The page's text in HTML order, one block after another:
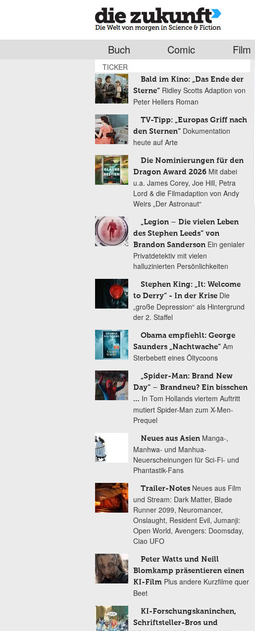
Buch Comic Film
TICKER
Bald im Kino: „Das Ende der
Sterne“ Ridley Scotts Adaption von
Peter Hellers Roman
TV-Tipp: „Europas Griff nach
den Sternen“ Dokumentation
heute auf Arte
Die Nominierungen für den
Dragon Award 2026 Mit dabei
u.a. James Corey, Joe Hill, Petra
Lord & die Filmadaption von Andy
Weirs „Der Astronaut“
„Legion – Die vielen Leben
des Stephen Leeds“ von
Brandon Sanderson Ein genialer
Privatdetektiv mit vielen
halluzinierten Persönlichkeiten
Stephen King: „It: Welcome
to Derry“ - In der Krise Die
„große Depression“ als Hintergrund
der 2. Staffel
Obama empfiehlt: George
Saunders „Nachtwache“ Am
Sterbebett eines Öltycoons
„Spider-Man: Brand New
Day“ – Brandneu? Ein bisschen
… In Tom Hollands viertem Auftritt
mutiert Spider-Man zum X-Men-
Prequel
Neues aus Asien Manga-,
Manhwa- und Manhua-
Neuerscheinungen für Sci-Fi- und
Phantastik-Fans
Trailer-Notes Neues aus Film
und Stream: Dark Matter, Blade
Runner 2099, Neuromancer,
Onslaught, Resident Evil, Jumanji:
Open World, Avengers: Doomsday,
Ciao UFO
Peter Watts und Neill
Blomkamp präsentieren einen
KI-Film Plus andere Kurzfilme quer
Beet
KI-Forschungskaninchen,
Schriftsteller-Bros und